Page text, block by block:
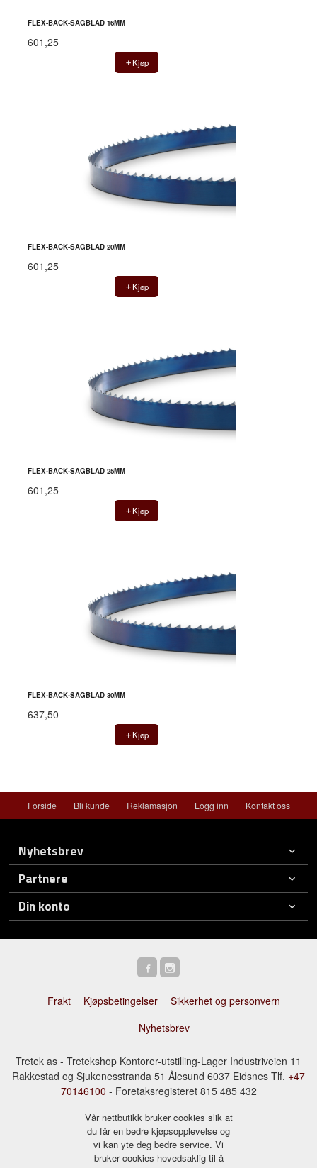
FLEX-BACK-SAGBLAD 16MM
601,25
Kjøp
FLEX-BACK-SAGBLAD 20MM
601,25
Kjøp
FLEX-BACK-SAGBLAD 25MM
601,25
Kjøp
FLEX-BACK-SAGBLAD 30MM
637,50
Kjøp
Forside Bli kunde Reklamasjon Logg inn Kontakt oss
Nyhetsbrev
Partnere
Din konto
Frakt Kjøpsbetingelser
Sikkerhet og personvern
Nyhetsbrev
Tretek as - Tretekshop Kontorer-utstilling-Lager Industriveien 11
Rakkestad og Sjukenesstranda 51 Ålesund 6037 Eidsnes Tlf. +47
70146100 - Foretaksregisteret 815 485 432
Vår nettbutikk bruker cookies slik at
du får en bedre kjøpsopplevelse og
vi kan yte deg bedre service. Vi
bruker cookies hovedsaklig til å